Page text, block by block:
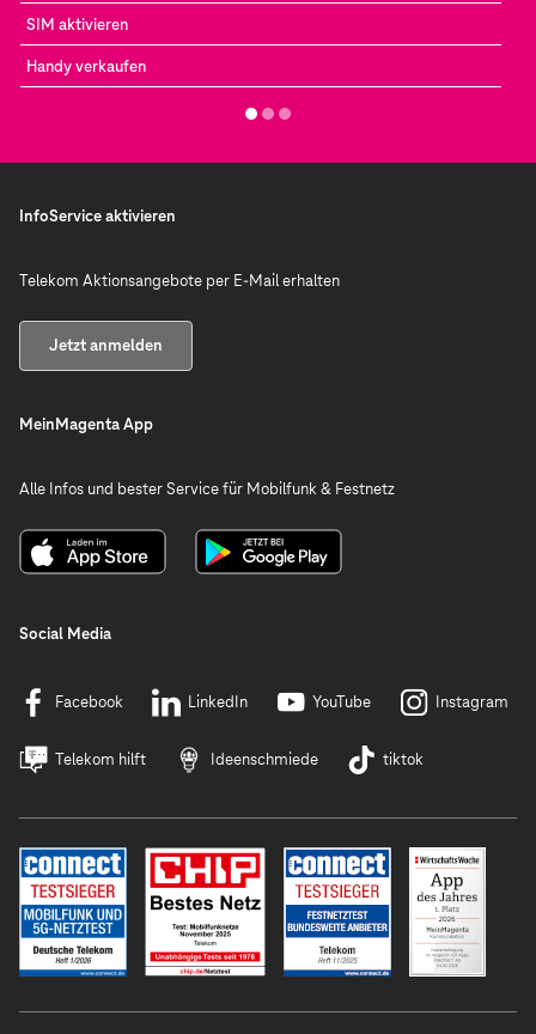
SIM aktivieren
Handy verkaufen
InfoService aktivieren
Telekom Aktionsangebote per E-Mail erhalten
Jetzt anmelden
MeinMagenta App
Alle Infos und bester Service für Mobilfunk & Festnetz
Social Media
Facebook LinkedIn YouTube Instagram
Telekom hilft Ideenschmiede tiktok